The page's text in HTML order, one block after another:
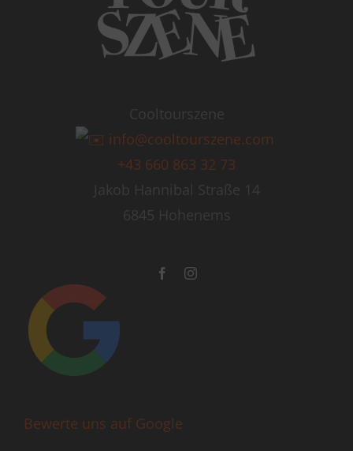
Cooltourszene
info@cooltourszene.com
+43 660 863 32 73
Jakob Hannibal Straße 14
6845 Hohenems
Bewerte uns auf Google